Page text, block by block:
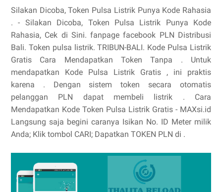
Silakan Dicoba, Token Pulsa Listrik Punya Kode Rahasia
. - Silakan Dicoba, Token Pulsa Listrik Punya Kode
Rahasia, Cek di Sini. fanpage facebook PLN Distribusi
Bali. Token pulsa listrik. TRIBUN-BALI. Kode Pulsa Listrik
Gratis Cara Mendapatkan Token Tanpa . Untuk
mendapatkan Kode Pulsa Listrik Gratis , ini praktis
karena . Dengan sistem token secara otomatis
pelanggan PLN dapat membeli listrik . Cara
Mendapatkan Kode Token Pulsa Listrik Gratis - MAXsi.id
Langsung saja begini caranya Isikan No. ID Meter milik
Anda; Klik tombol CARI; Dapatkan TOKEN PLN di .